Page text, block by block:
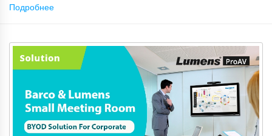
проводятся в помещениях для совещаний среднего
Подробнее